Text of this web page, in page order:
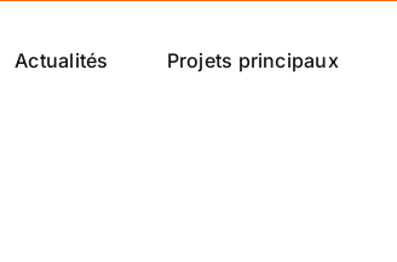
Actualités Projets principaux